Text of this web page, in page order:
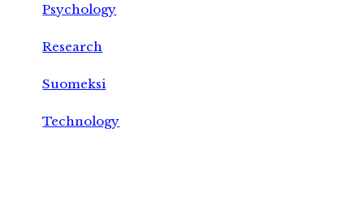
Psychology
Research
Suomeksi
Technology